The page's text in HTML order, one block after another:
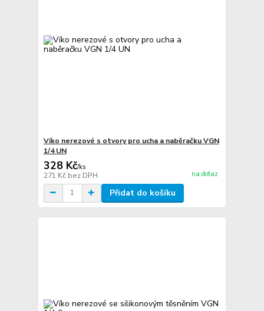
Víko nerezové s otvory pro ucha a naběračku VGN
1/4 UN
328 Kč/ks
271 Kč bez DPH na dotaz
Přidat do košíku